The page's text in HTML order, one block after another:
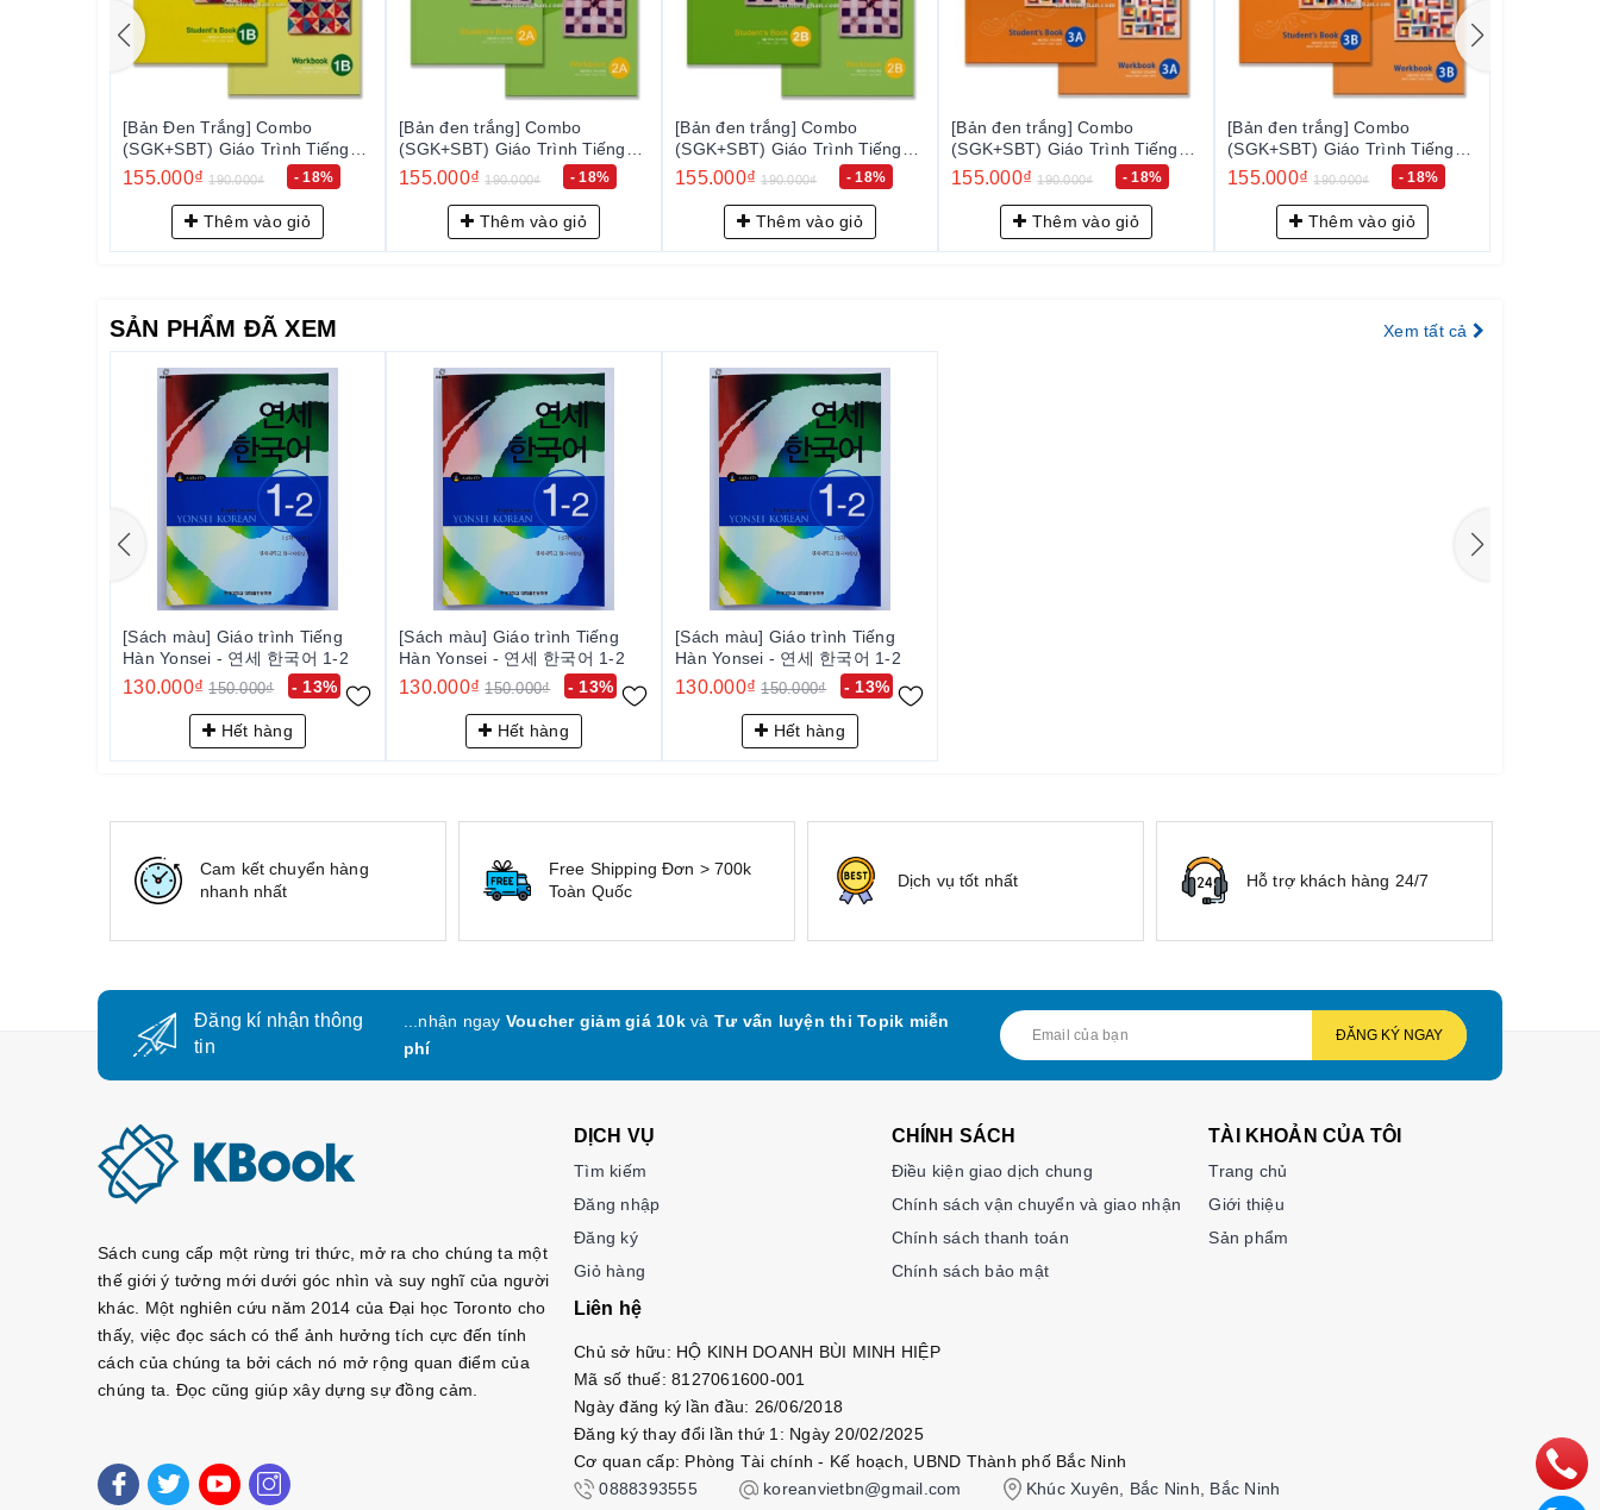
[Bản đen trắng] Combo
(SGK+SBT) Giáo Trình Tiếng
Hàn Seoul 2A - 서울대 한국어
2A
155.000₫ 190.000₫ - 18%
Thêm vào giỏ
[Bản đen trắng] Combo
(SGK+SBT) Giáo Trình Tiếng
Hàn Seoul 2B - 서울대 한국어
2B
155.000₫ 190.000₫ - 18%
Thêm vào giỏ
[Bản đen trắng] Combo
(SGK+SBT) Giáo Trình Tiếng
Hàn Seoul 3A - 서울대 한국어
3A
155.000₫ 190.000₫ - 18%
Thêm vào giỏ
[Bản đen trắng] Combo
(SGK+SBT) Giáo Trình Tiếng
Hàn Seoul 3B - 서울대 한국어
3B
155.000₫ 190.000₫ - 18%
Thêm vào giỏ
[Bản đen trắng] Combo
(SGK+SBT) Giáo Trình Tiếng
Hàn Seoul 4A - 서울대 한국어
4A
155.000₫ 190.000₫ - 18%
Thêm vào giỏ
SẢN PHẨM ĐÃ XEM Xem tất cả
- 13%
[Sách màu] Giáo trình Tiếng
Hàn Yonsei - 연세 한국어 1-2
130.000₫ 150.000₫
Hết hàng
- 13%
[Sách màu] Giáo trình Tiếng
Hàn Yonsei - 연세 한국어 1-2
130.000₫ 150.000₫
Hết hàng
- 13%
[Sách màu] Giáo trình Tiếng
Hàn Yonsei - 연세 한국어 1-2
130.000₫ 150.000₫
Hết hàng
Cam kết chuyển hàng
nhanh nhất
Free Shipping Đơn > 700k
Toàn Quốc
Dịch vụ tốt nhất Hỗ trợ khách hàng 24/7
Đăng kí nhận thông
tin
...nhận ngay Voucher giảm giá 10kvà Tư vấn luyện thi Topik miễn
phí
ĐĂNG KÝ NGAY
Sách cung cấp một rừng tri thức, mở ra cho chúng ta một
thế giới ý tưởng mới dưới góc nhìn và suy nghĩ của người
khác. Một nghiên cứu năm 2014 của Đại học Toronto cho
thấy, việc đọc sách có thể ảnh hưởng tích cực đến tính
cách của chúng ta bởi cách nó mở rộng quan điểm của
chúng ta. Đọc cũng giúp xây dựng sự đồng cảm.
DỊCH VỤ
Tìm kiếm
Đăng nhập
Đăng ký
Giỏ hàng
CHÍNH SÁCH
Điều kiện giao dịch chung
Chính sách vận chuyển và giao nhận
Chính sách thanh toán
Chính sách bảo mật
TÀI KHOẢN CỦA TÔI
Trang chủ
Giới thiệu
Sản phẩm
Liên hệ
Chủ sở hữu: HỘ KINH DOANH BÙI MINH HIỆP
Mã số thuế: 8127061600-001
Ngày đăng ký lần đầu: 26/06/2018
Đăng ký thay đổi lần thứ 1: Ngày 20/02/2025
Cơ quan cấp: Phòng Tài chính - Kế hoạch, UBND Thành phố Bắc Ninh
0888393555
koreanvietbn@gmail.com Khúc Xuyên, Bắc Ninh, Bắc Ninh